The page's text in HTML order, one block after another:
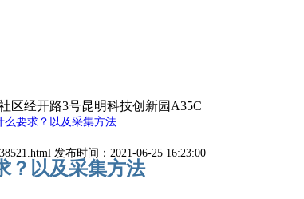
区经开路3号昆明科技创新园A35C
么要求？以及采集方法
发布时间：2021-06-25 16:23:00
？以及采集方法